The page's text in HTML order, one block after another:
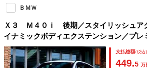
ＢＭＷ
Ｘ３ Ｍ４０ｉ 後期／スタイリッシュア
イナミックボディエクステンション／プレ
／３６０度カメラ／スタイリッシュリアフ
スサンルーフ／ナビ／ＤＴＶ／レザーシート
支払総額(税込)
449.5 万